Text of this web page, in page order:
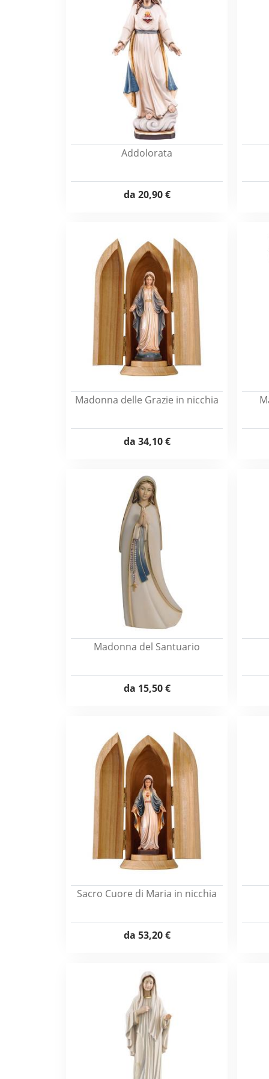
Addolorata
da 20,90 €
Madonna delle Grazie in nicchia
da 34,10 €
Madonna del Santuario
da 15,50 €
Sacro Cuore di Maria in nicchia
da 53,20 €